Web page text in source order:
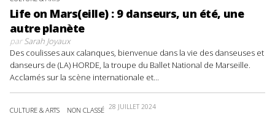
Life on Mars(eille) : 9 danseurs, un été, une
autre planète
parSarah Joyaux
Des coulisses aux calanques, bienvenue dans la vie des danseuses et
danseurs de (LA) HORDE, la troupe du Ballet National de Marseille.
Acclamés sur la scène internationale et...
CULTURE & ARTS NON CLASSÉ 28 JUILLET 2024